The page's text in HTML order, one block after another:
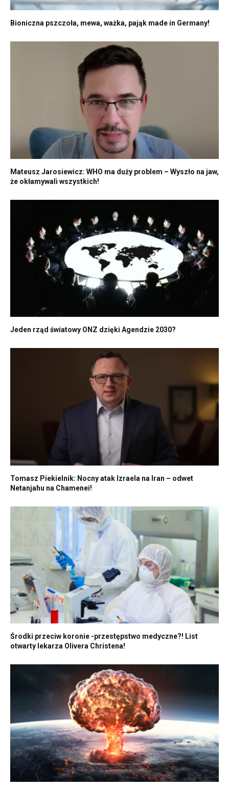
Bioniczna pszczoła, mewa, ważka, pająk made in Germany!
Mateusz Jarosiewicz: WHO ma duży problem – Wyszło na jaw,
że okłamywali wszystkich!
Jeden rząd światowy ONZ dzięki Agendzie 2030?
Tomasz Piekielnik: Nocny atak Izraela na Iran – odwet
Netanjahu na Chamenei!
Środki przeciw koronie -przestępstwo medyczne?! List
otwarty lekarza Olivera Christena!